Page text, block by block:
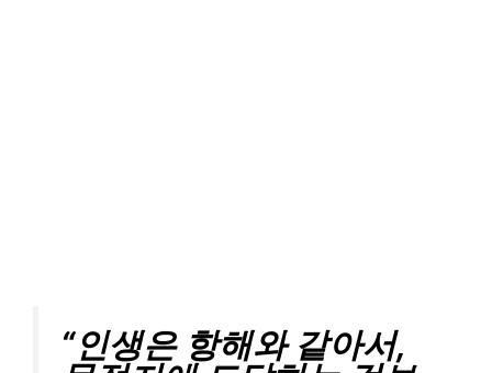
“인생은 항해와 같아서,